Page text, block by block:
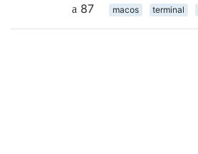
87
macos terminal